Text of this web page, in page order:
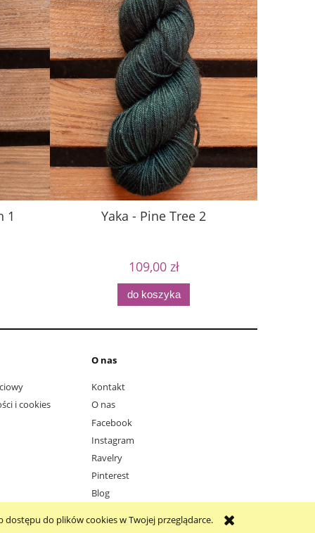
do plików cookies w Twojej przeglądarce.
1 Yaka - Pine Tree 2
109,00 zł
do koszyka
i cookies
O nas
Kontakt
O nas
Facebook
Instagram
Ravelry
Pinterest
Blog